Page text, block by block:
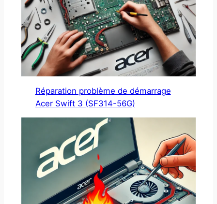
Réparation problème de démarrage
Acer Swift 3 (SF314-56G)